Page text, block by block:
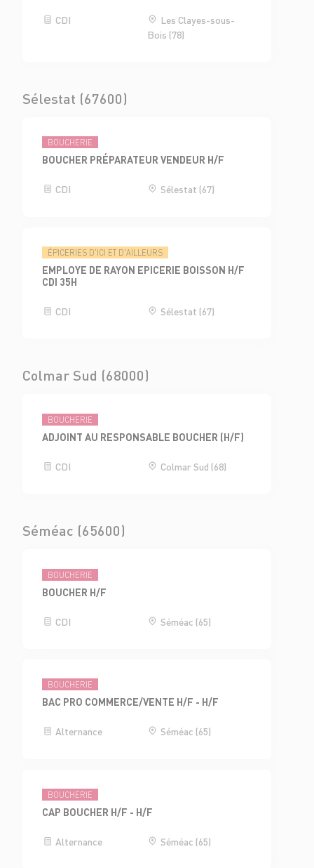
CDI
Les Clayes-sous-
Bois (78)
Sélestat (67600)
BOUCHERIE
BOUCHER PRÉPARATEUR VENDEUR H/F
CDI Sélestat (67)
ÉPICERIES D'ICI ET D'AILLEURS
EMPLOYE DE RAYON EPICERIE BOISSON H/F
CDI 35H
CDI Sélestat (67)
Colmar Sud (68000)
BOUCHERIE
ADJOINT AU RESPONSABLE BOUCHER (H/F)
CDI Colmar Sud (68)
Séméac (65600)
BOUCHERIE
BOUCHER H/F
CDI Séméac (65)
BOUCHERIE
BAC PRO COMMERCE/VENTE H/F - H/F
Alternance Séméac (65)
BOUCHERIE
CAP BOUCHER H/F - H/F
Alternance Séméac (65)